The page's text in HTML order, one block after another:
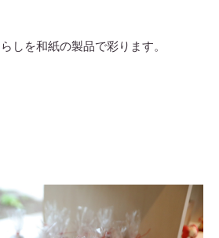
しを和紙の製品で彩ります。